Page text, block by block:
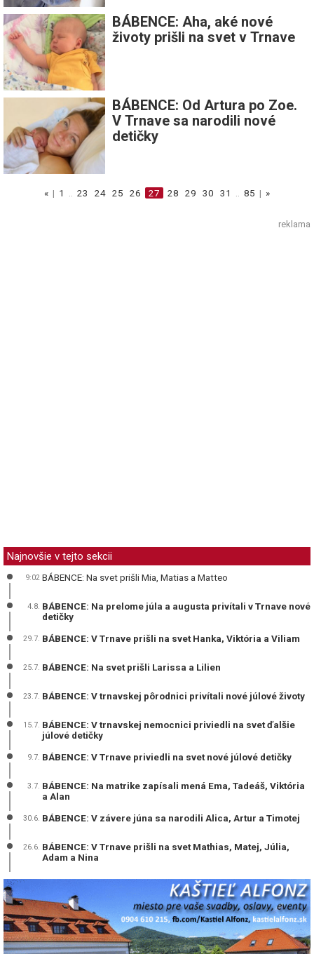
BÁBENCE: Aha, aké nové
životy prišli na svet v Trnave
BÁBENCE: Od Artura po Zoe.
V Trnave sa narodili nové
detičky
« | 1 23 24 25 26 27 28 29 30 31 85 | »
reklama
Najnovšie v tejto sekcii
9:02 BÁBENCE: Na svet prišli Mia, Matias a Matteo
4.8. BÁBENCE: Na prelome júla a augusta privítali v Trnave nové
detičky
29.7. BÁBENCE: V Trnave prišli na svet Hanka, Viktória a Viliam
25.7. BÁBENCE: Na svet prišli Larissa a Lilien
23.7. BÁBENCE: V trnavskej pôrodnici privítali nové júlové životy
15.7. BÁBENCE: V trnavskej nemocnici priviedli na svet ďalšie
júlové detičky
9.7. BÁBENCE: V Trnave priviedli na svet nové júlové detičky
3.7. BÁBENCE: Na matrike zapísali mená Ema, Tadeáš, Viktória
a Alan
30.6. BÁBENCE: V závere júna sa narodili Alica, Artur a Timotej
26.6. BÁBENCE: V Trnave prišli na svet Mathias, Matej, Júlia,
Adam a Nina